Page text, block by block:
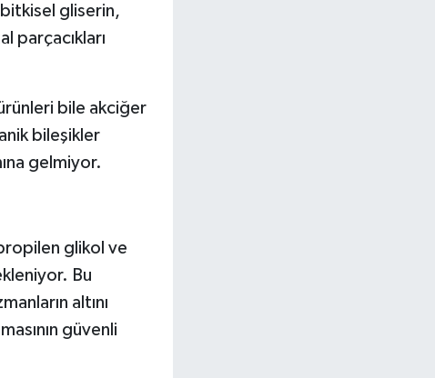
bitkisel gliserin,
parçacıkları
bile akciğer
bileşikler
gelmiyor.
glikol ve
Bu
altını
güvenli